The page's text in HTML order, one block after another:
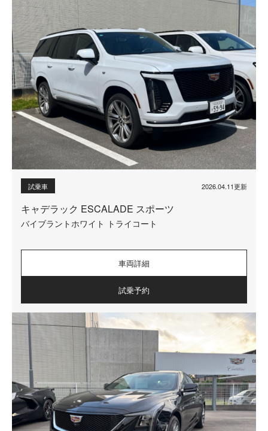
試乗車 2026.04.11更新
キャデラック ESCALADE スポーツ
バイブラントホワイト トライコート
車両詳細
試乗予約